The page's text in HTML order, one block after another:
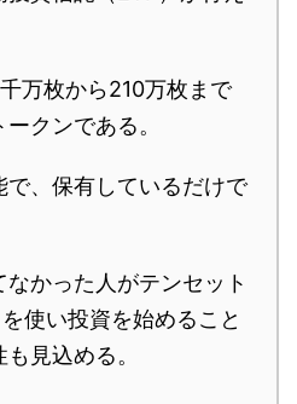
万枚から210万枚まで
クンである。
で、保有しているだけで
なかった人がテンセット
使い投資を始めること
見込める。